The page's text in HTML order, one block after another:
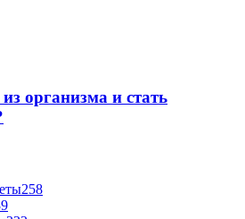
организма и стать
258